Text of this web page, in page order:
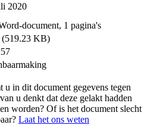
2020
document, 1 pagina's
(519.23 KB)
u in dit document gegevens tegen
u denkt dat deze gelakt hadden
worden? Of is het document slecht
Laat het ons weten